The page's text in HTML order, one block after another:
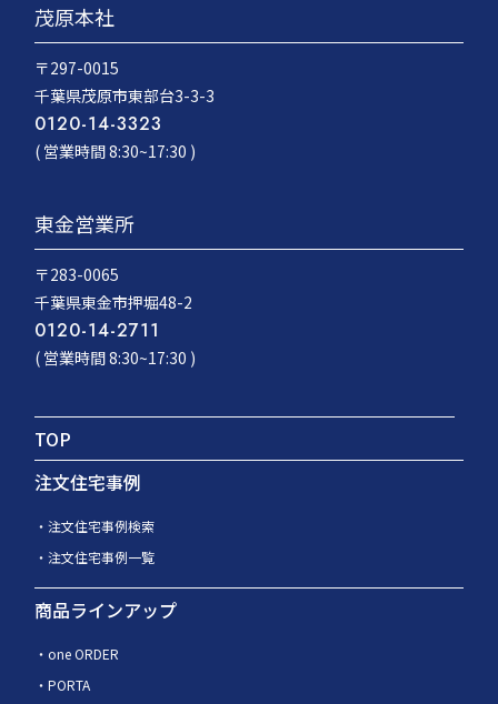
茂原本社
〒297-0015
千葉県茂原市東部台3-3-3
0120-14-3323
( 営業時間 8:30~17:30 )
東金営業所
〒283-0065
千葉県東金市押堀48-2
0120-14-2711
( 営業時間 8:30~17:30 )
TOP
注文住宅事例
注文住宅事例検索
注文住宅事例一覧
商品ラインアップ
one ORDER
PORTA